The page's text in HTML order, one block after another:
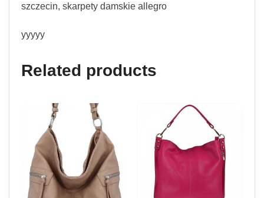
szczecin, skarpety damskie allegro
yyyyy
Related products